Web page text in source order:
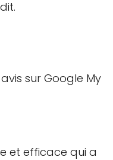
sur Google My
et efficace qui a